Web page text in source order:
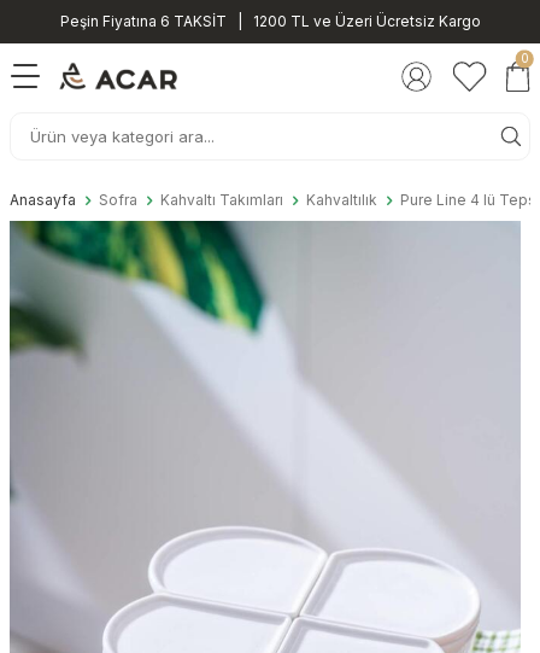
Peşin Fiyatına 6 TAKSİT | 1200 TL ve Üzeri Ücretsiz Kargo
0
Anasayfa Sofra Kahvaltı Takımları Kahvaltılık Pure Line 4 lü